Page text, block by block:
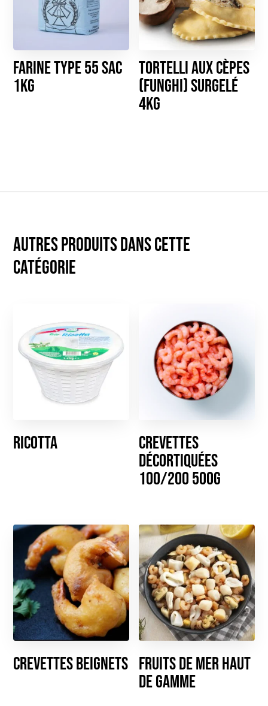
Farine type 55 sac
1kg
Tortelli aux cèpes
(funghi) Surgelé
4kg
Autres produits dans cette
catégorie
Ricotta
Crevettes
décortiquées
100/200 500g
Crevettes Beignets Fruits de mer haut
de gamme